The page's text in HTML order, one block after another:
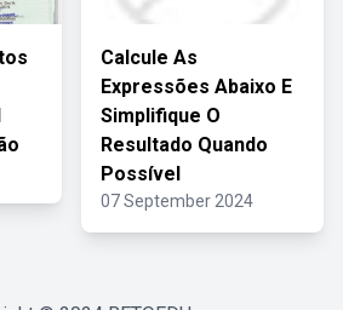
Calcule As
Expressões Abaixo E
Simplifique O
Resultado Quando
Possível
07 September 2024